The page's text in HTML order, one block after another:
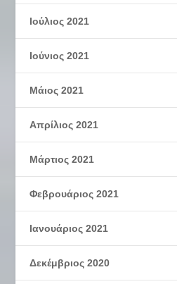
Ιούλιος 2021
Ιούνιος 2021
Μάιος 2021
Απρίλιος 2021
Μάρτιος 2021
Φεβρουάριος 2021
Ιανουάριος 2021
Δεκέμβριος 2020